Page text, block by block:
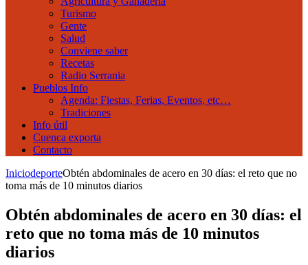
Turismo
Gente
Salud
Conviene saber
Recetas
Radio Serrania
Pueblos Info
Agenda: Fiestas, Ferias, Eventos, etc…
Tradiciones
Info útil
Cuenca exporta
Contacto
IniciodeporteObtén abdominales de acero en 30 días: el reto que no
toma más de 10 minutos diarios
Obtén abdominales de acero en 30 días: el
reto que no toma más de 10 minutos
diarios